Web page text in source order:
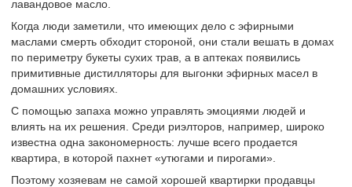
лавандовое масло.
Когда люди заметили, что имеющих дело с эфирными
маслами смерть обходит стороной, они стали вешать в домах
по периметру букеты сухих трав, а в аптеках появились
примитивные дистилляторы для выгонки эфирных масел в
домашних условиях.
С помощью запаха можно управлять эмоциями людей и
влиять на их решения. Среди риэлторов, например, широко
известна одна закономерность: лучше всего продается
квартира, в которой пахнет «утюгами и пирогами».
Поэтому хозяевам не самой хорошей квартирки продавцы